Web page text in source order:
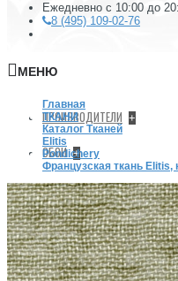
Ежедневно с 10:00 до
8 (495) 109-02-76
МЕНЮ
ПРОИЗВОДИТЕЛИ +
ОБОИ +
КРАСКА
Краска Hygge
Краска Mylands +
Архив
COLOURS
FTT
Главная
ТКАНИ
Каталог Тканей
Elitis
Pondichery
Французская ткань Elitis,